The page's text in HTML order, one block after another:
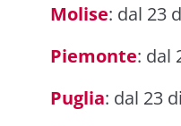
Molise: dal 23
Piemonte: dal
Puglia: dal 23